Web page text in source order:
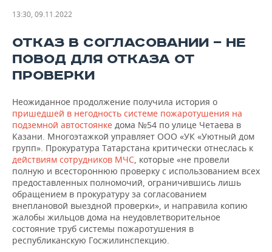
ДЕКЛАРАЦИИ О ДОХОДАХ
КОРОЛИ ГОСЗАКАЗА ПФО
КОМУ ПРИНАДЛЕЖАТ
ТОРГОВЫЕ ЦЕНТРЫ
ТАТАРСТАНА
НОВОСТИ ЭКОНОМИКИ
ФИНАНСЫ
БЮДЖЕТ
ИНВЕСТИЦИИ
ПРОМЫШЛЕННОСТЬ
НОВОСТИ
ПРОМЫШЛЕННОСТИ
АГРОПРОМ
МАШИНОСТРОЕНИЕ
НЕФТЕХИМИЯ
НЕФТЬ
ОПК
ЭНЕРГЕТИКА
НЕДВИЖИМОСТЬ
НОВОСТИ АВТО
БИЗНЕС
НОВОСТИ БИЗНЕСА
РОЗНИЧНАЯ ТОРГОВЛЯ
ТРАНСПОРТ
УСЛУГИ
ТЕХНОЛОГИИ
НОВОСТИ ТЕХНОЛОГИЙ
IT
МЕДИА
МЕРОПРИЯТИЯ
НОВОСТИ МЕРОПРИЯТИЙ
ВЫЕЗДНАЯ РЕДАКЦИЯ
СПОРТ
НОВОСТИ СПОРТА
ОБЩЕСТВО
13:30, 09.11.2022
ОТКАЗ В СОГЛАСОВАНИИ — НЕ
ПОВОД ДЛЯ ОТКАЗА ОТ
ПРОВЕРКИ
Неожиданное продолжение получила история о
пришедшей в негодность системе пожаротушения на
подземной автостоянке дома №54 по улице Четаева в
Казани. Многоэтажкой управляет ООО «УК «Уютный дом
групп». Прокуратура Татарстана критически отнеслась к
действиям сотрудников МЧС, которые «не провели
полную и всестороннюю проверку с использованием всех
предоставленных полномочий, ограничившись лишь
обращением в прокуратуру за согласованием
внеплановой выездной проверки», и направила копию
жалобы жильцов дома на неудовлетворительное
состояние труб системы пожаротушения в
республиканскую Госжилинспекцию.